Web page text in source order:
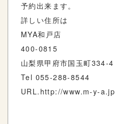
予約出来ます。
詳しい住所は
MYA和戸店
400-0815
山梨県甲府市国玉町334-4
Tel 055-288-8544
URL.http://www.m-y-a.jp